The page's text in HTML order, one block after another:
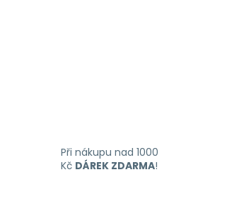
Při nákupu nad 1000
Kč DÁREK ZDARMA!